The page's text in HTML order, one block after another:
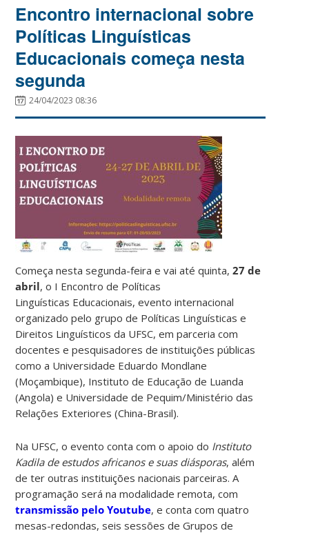
Encontro internacional sobre
Políticas Linguísticas
Educacionais começa nesta
segunda
24/04/2023 08:36
Começa nesta segunda-feira e vai até quinta,27 de
abril, o I Encontro de Políticas
Linguísticas Educacionais, evento internacional
organizado pelo grupo de Políticas Linguísticas e
Direitos Linguísticos da UFSC, em parceria com
docentes e pesquisadores de instituições públicas
como a Universidade Eduardo Mondlane
(Moçambique), Instituto de Educação de Luanda
(Angola) e Universidade de Pequim/Ministério das
Relações Exteriores (China-Brasil).
Na UFSC, o evento conta com o apoio do Instituto
Kadila de estudos africanos e suas diásporas, além
de ter outras instituições nacionais parceiras. A
programação será na modalidade remota, com
transmissão pelo Youtube, e conta com quatro
mesas-redondas, seis sessões de Grupos de